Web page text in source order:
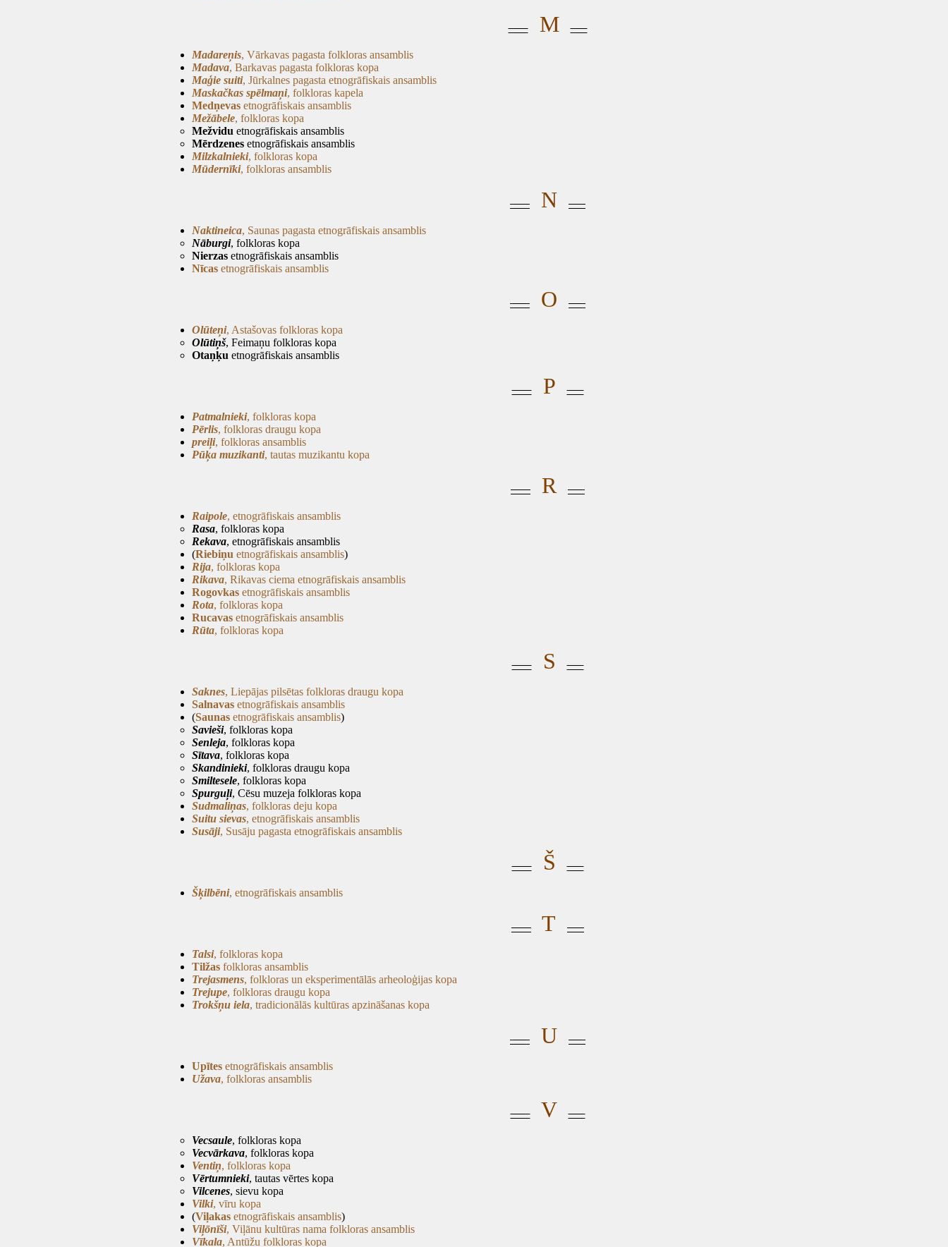
M
Madareņis, Vārkavas pagasta folkloras ansamblis
Madava, Barkavas pagasta folkloras kopa
Maģie suiti, Jūrkalnes pagasta etnogrāfiskais ansamblis
Maskačkas spēlmaņi, folkloras kapela
Medņevas etnogrāfiskais ansamblis
Mežābele, folkloras kopa
Mežvidu etnogrāfiskais ansamblis
Mērdzenes etnogrāfiskais ansamblis
Milzkalnieki, folkloras kopa
Mūdernīki, folkloras ansamblis
N
Naktineica, Saunas pagasta etnogrāfiskais ansamblis
Nāburgi, folkloras kopa
Nierzas etnogrāfiskais ansamblis
Nīcas etnogrāfiskais ansamblis
O
Olūteņi, Astašovas folkloras kopa
Olūtiņš, Feimaņu folkloras kopa
Otaņķu etnogrāfiskais ansamblis
P
Patmalnieki, folkloras kopa
Pērlis, folkloras draugu kopa
preiļi, folkloras ansamblis
Pūķa muzikanti, tautas muzikantu kopa
R
Raipole, etnogrāfiskais ansamblis
Rasa, folkloras kopa
Rekava, etnogrāfiskais ansamblis
(Riebiņu etnogrāfiskais ansamblis)
Rija, folkloras kopa
Rikava, Rikavas ciema etnogrāfiskais ansamblis
Rogovkas etnogrāfiskais ansamblis
Rota, folkloras kopa
Rucavas etnogrāfiskais ansamblis
Rūta, folkloras kopa
S
Saknes, Liepājas pilsētas folkloras draugu kopa
Salnavas etnogrāfiskais ansamblis
(Saunas etnogrāfiskais ansamblis)
Savieši, folkloras kopa
Senleja, folkloras kopa
Sītava, folkloras kopa
Skandinieki, folkloras draugu kopa
Smiltesele, folkloras kopa
Spurguļi, Cēsu muzeja folkloras kopa
Sudmaliņas, folkloras deju kopa
Suitu sievas, etnogrāfiskais ansamblis
Susāji, Susāju pagasta etnogrāfiskais ansamblis
Š
Šķilbēni, etnogrāfiskais ansamblis
T
Talsi, folkloras kopa
Tilžas folkloras ansamblis
Trejasmens, folkloras un eksperimentālās arheoloģijas kopa
Trejupe, folkloras draugu kopa
Trokšņu iela, tradicionālās kultūras apzināšanas kopa
U
Upītes etnogrāfiskais ansamblis
Užava, folkloras ansamblis
V
Vecsaule, folkloras kopa
Vecvārkava, folkloras kopa
Ventiņ, folkloras kopa
Vērtumnieki, tautas vērtes kopa
Vilcenes, sievu kopa
Vilki, vīru kopa
(Viļakas etnogrāfiskais ansamblis)
Viļōnīši, Viļānu kultūras nama folkloras ansamblis
Vīkala, Antūžu folkloras kopa